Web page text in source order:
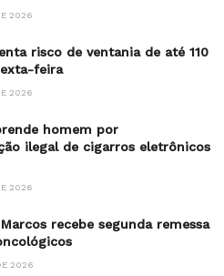
2026
risco de ventania de até 110
feira
2026
homem por
ilegal de cigarros eletrônicos
2026
recebe segunda remessa
2026